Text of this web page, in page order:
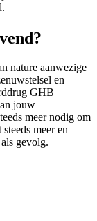
nature aanwezige
en
GHB
jouw
meer nodig om
meer en
als gevolg.